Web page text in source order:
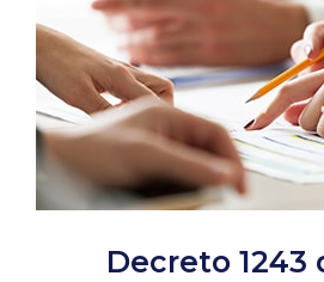
Decreto 1243